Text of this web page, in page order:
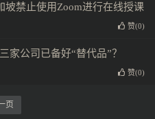
坡禁止使用Zoom进行在线授课
赞(0)
家公司已备好“替代品”？
赞(0)
页